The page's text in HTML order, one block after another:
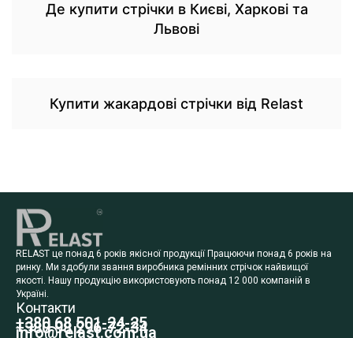
Де купити стрічки в Києві, Харкові та
Львові
Купити жакардові стрічки від Relast
RELAST це понад 6 років якісної продукції Працюючи понад 6 років на
ринку. Ми здобули звання виробника ремінних стрічок найвищої
якості. Нашу продукцію використовують понад 12 000 компаній в
Україні.
Контакти
+380 68 501-24-25
+380 98 296-72-34
info@relast.com.ua